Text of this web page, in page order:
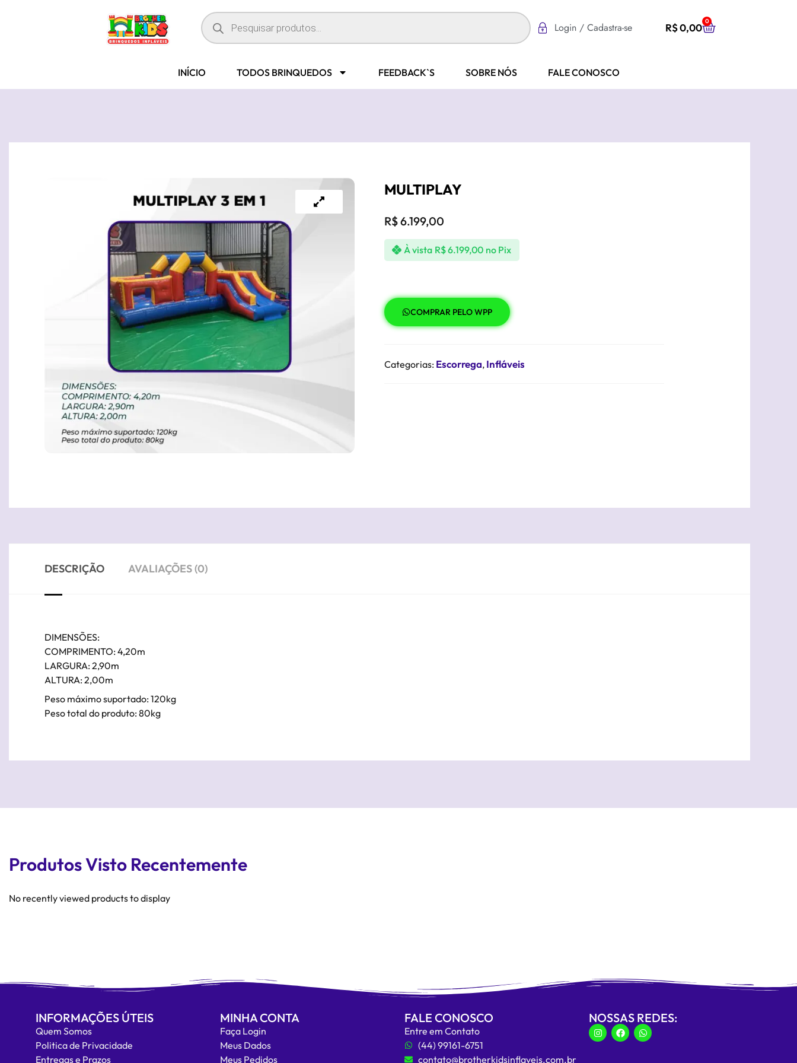
Login / Cadastra-se R$0,00
0
INÍCIO TODOS BRINQUEDOS FEEDBACK`S SOBRE NÓS FALE CONOSCO
MULTIPLAY
R$6.199,00
À vista R$6.199,00 no Pix
COMPRAR PELO WPP
Categorias: Escorrega, Infláveis
DESCRIÇÃO AVALIAÇÕES (0)
DIMENSÕES:
COMPRIMENTO: 4,20m
LARGURA: 2,90m
ALTURA: 2,00m
Peso máximo suportado: 120kg
Peso total do produto: 80kg
Produtos Visto Recentemente
No recently viewed products to display
INFORMAÇÕES ÚTEIS
Quem Somos
Politica de Privacidade
Entregas e Prazos
MINHA CONTA
Faça Login
Meus Dados
Meus Pedidos
FALE CONOSCO
Entre em Contato
(44) 99161-6751
contato@brotherkidsinflaveis.com.br
NOSSAS REDES: